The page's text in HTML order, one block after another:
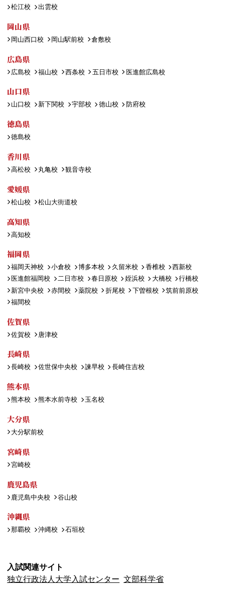
松江校 出雲校
岡山県
岡山西口校 岡山駅前校 倉敷校
広島県
広島校 福山校 西条校 五日市校 医進館広島校
山口県
山口校 新下関校 宇部校 徳山校 防府校
徳島県
徳島校
香川県
高松校 丸亀校 観音寺校
愛媛県
松山校 松山大街道校
高知県
高知校
福岡県
福岡天神校 小倉校 博多本校 久留米校 香椎校
西新校
医進館福岡校
二日市校 春日原校 姪浜校 大橋校
行橋校
新宮中央校
赤間校 薬院校 折尾校 下曽根校
筑前前原校
福間校
佐賀県
佐賀校 唐津校
長崎県
長崎校 佐世保中央校 諫早校 長崎住吉校
熊本県
熊本校 熊本水前寺校 玉名校
大分県
大分駅前校
宮崎県
宮崎校
鹿児島県
鹿児島中央校 谷山校
沖縄県
那覇校 沖縄校 石垣校
入試関連サイト
独立行政法人大学入試センター 文部科学省